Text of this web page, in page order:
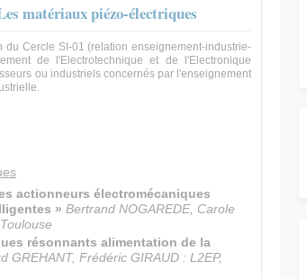
matériaux piézo-électriques
Cercle SI-01 (relation enseignement-industrie-
de l'Electrotechnique et de l'Electronique
ou industriels concernés par l'enseignement
actionneurs électromécaniques
» Bertrand NOGAREDE, Carole
résonnants alimentation de la
GREHANT, Frédéric GIRAUD : L2EP,